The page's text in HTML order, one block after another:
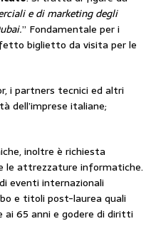
e di marketing degli
” Fondamentale per i
biglietto da visita per le
i partners tecnici ed altri
dell’imprese italiane;
inoltre è richiesta
le attrezzature informatiche.
eventi internazionali
e titoli post-laurea quali
ai 65 anni e godere di diritti